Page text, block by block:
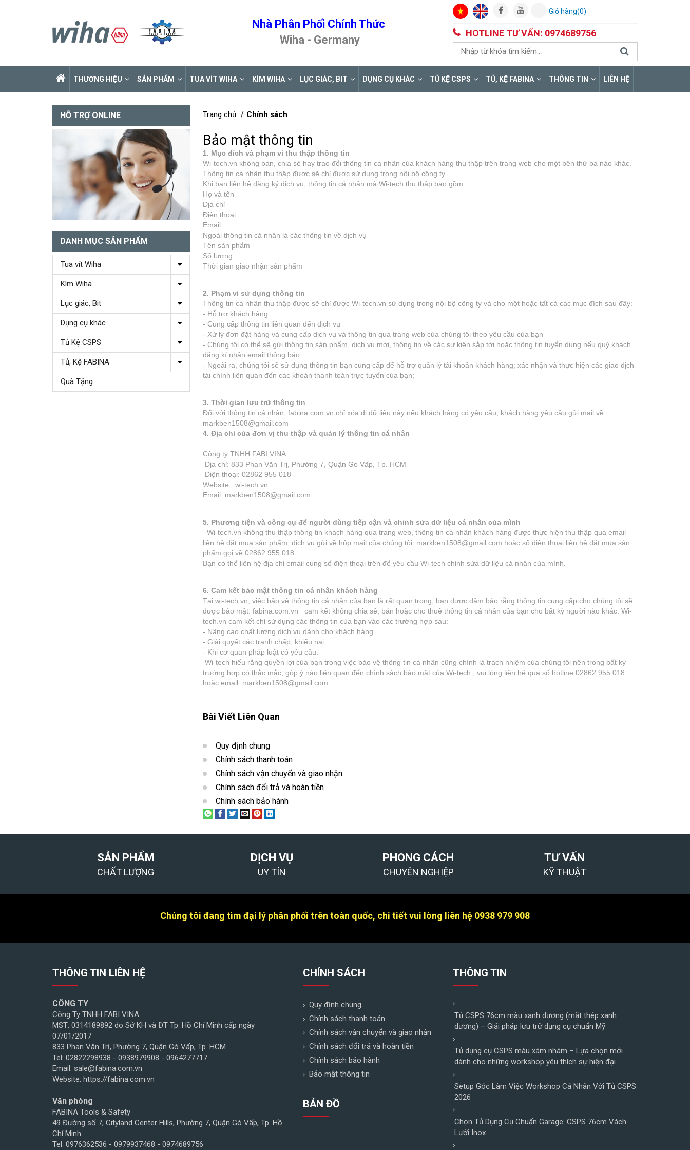
Nhà Phân Phối Chính Thức
Wiha - Germany
Giỏ hàng(0)
HOTLINE TƯ VẤN: 0974689756
THƯƠNG HIỆU SẢN PHẨM TUA VÍT WIHA KÌM WIHA LỤC GIÁC, BIT DỤNG CỤ KHÁC TỦ KỆ CSPS TỦ, KỆ FABINA THÔNG TIN LIÊN HỆ
HỖ TRỢ ONLINE
DANH MỤC SẢN PHẨM
Tua vít Wiha
Kìm Wiha
Lục giác, Bit
Dụng cụ khác
Tủ Kệ CSPS
Tủ, Kệ FABINA
Quà Tặng
Trang chủ Chính sách
Bảo mật thông tin
1. Mục đích và phạm vi thu thập thông tin
Wi-tech.vn không bán, chia sẻ hay trao đổi thông tin cá nhân của khách hàng thu thập trên trang web cho một bên thứ ba nào khác.
Thông tin cá nhân thu thập được sẽ chỉ được sử dụng trong nội bộ công ty.
Khi bạn liên hệ đăng ký dịch vụ, thông tin cá nhân mà Wi-tech thu thập bao gồm:
Họ và tên
Địa chỉ
Điện thoại
Email
Ngoài thông tin cá nhân là các thông tin về dịch vụ
Tên sản phẩm
Số lượng
Thời gian giao nhận sản phẩm
2. Phạm vi sử dụng thông tin
Thông tin cá nhân thu thập được sẽ chỉ được Wi-tech.vn sử dụng trong nội bộ công ty và cho một hoặc tất cả các mục đích sau đây:
- Hỗ trợ khách hàng
- Cung cấp thông tin liên quan đến dịch vụ
- Xử lý đơn đặt hàng và cung cấp dịch vụ và thông tin qua trang web của chúng tôi theo yêu cầu của bạn
- Chúng tôi có thể sẽ gửi thông tin sản phẩm, dịch vụ mới, thông tin về các sự kiện sắp tới hoặc thông tin tuyển dụng nếu quý khách
đăng kí nhận email thông báo.
- Ngoài ra, chúng tôi sẽ sử dụng thông tin bạn cung cấp để hỗ trợ quản lý tài khoản khách hàng; xác nhận và thực hiện các giao dịch
tài chính liên quan đến các khoản thanh toán trực tuyến của bạn;
3. Thời gian lưu trữ thông tin
Đối với thông tin cá nhân, fabina.com.vn chỉ xóa đi dữ liệu này nếu khách hàng có yêu cầu, khách hàng yêu cầu gửi mail về
markben1508@gmail.com
4. Địa chỉ của đơn vị thu thập và quản lý thông tin cá nhân
Công ty TNHH FABI VINA
Địa chỉ: 833 Phan Văn Trị, Phường 7, Quận Gò Vấp, Tp. HCM
Điện thoại: 02862 955 018
Website: wi-tech.vn
Email: markben1508@gmail.com
5. Phương tiện và công cụ để người dùng tiếp cận và chỉnh sửa dữ liệu cá nhân của mình
Wi-tech.vn không thu thập thông tin khách hàng qua trang web, thông tin cá nhân khách hàng được thực hiện thu thập qua email
liên hệ đặt mua sản phẩm, dịch vụ gửi về hộp mail của chúng tôi: markben1508@gmail.com hoặc số điện thoại liên hệ đặt mua sản
phẩm gọi về 02862 955 018
Bạn có thể liên hệ địa chỉ email cùng số điện thoại trên để yêu cầu Wi-tech chỉnh sửa dữ liệu cá nhân của mình.
6. Cam kết bảo mật thông tin cá nhân khách hàng
Tại wi-tech.vn, việc bảo vệ thông tin cá nhân của bạn là rất quan trọng, bạn được đảm bảo rằng thông tin cung cấp cho chúng tôi sẽ
được bảo mật. fabina.com.vn cam kết không chia sẻ, bán hoặc cho thuê thông tin cá nhân của bạn cho bất kỳ người nào khác. Wi-
tech.vn cam kết chỉ sử dụng các thông tin của bạn vào các trường hợp sau:
- Nâng cao chất lượng dịch vụ dành cho khách hàng
- Giải quyết các tranh chấp, khiếu nại
- Khi cơ quan pháp luật có yêu cầu.
Wi-tech hiểu rằng quyền lợi của bạn trong việc bảo vệ thông tin cá nhân cũng chính là trách nhiệm của chúng tôi nên trong bất kỳ
trường hợp có thắc mắc, góp ý nào liên quan đến chính sách bảo mật của Wi-tech , vui lòng liên hệ qua số hotline 02862 955 018
hoặc email: markben1508@gmail.com
Bài Viết Liên Quan
Quy định chung
Chính sách thanh toán
Chính sách vận chuyển và giao nhận
Chính sách đổi trả và hoàn tiền
Chính sách bảo hành
SẢN PHẨM
CHẤT LƯỢNG
DỊCH VỤ
UY TÍN
PHONG CÁCH
CHUYÊN NGHIỆP
TƯ VẤN
KỸ THUẬT
Chúng tôi đang tìm đại lý phân phối trên toàn quốc, chi tiết vui lòng liên hệ 0938 979 908
THÔNG TIN LIÊN HỆ
CÔNG TY
Công Ty TNHH FABI VINA
MST: 0314189892 do Sở KH và ĐT Tp. Hồ Chí Minh cấp ngày
07/01/2017
833 Phan Văn Trị, Phường 7, Quận Gò Vấp, Tp. HCM
Tel: 02822298938 - 0938979908 - 0964277717
Email: sale@fabina.com.vn
Website: https://fabina.com.vn
Văn phòng
FABINA Tools & Safety
49 Đường số 7, Cityland Center Hills, Phường 7, Quận Gò Vấp, Tp. Hồ
Chí Minh
Tel: 0976362536 - 0979937468 - 0974689756
CHÍNH SÁCH
Quy định chung
Chính sách thanh toán
Chính sách vận chuyển và giao nhận
Chính sách đổi trả và hoàn tiền
Chính sách bảo hành
Bảo mật thông tin
BẢN ĐỒ
THÔNG TIN
Tủ CSPS 76cm màu xanh dương (mặt thép xanh
dương) – Giải pháp lưu trữ dụng cụ chuẩn Mỹ
Tủ dụng cụ CSPS màu xám nhám – Lựa chọn mới
dành cho những workshop yêu thích sự hiện đại
Setup Góc Làm Việc Workshop Cá Nhân Với Tủ CSPS
2026
Chọn Tủ Dụng Cụ Chuẩn Garage: CSPS 76cm Vách
Lưới Inox